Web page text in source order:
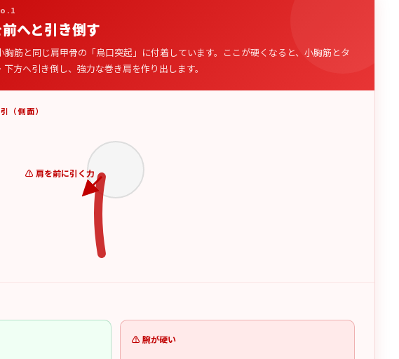
前へと引き倒す
胸筋と同じ肩甲骨の「烏口突起」に付着しています。ここが硬くなると、小胸筋とタ
方へ引き倒し、強力な巻き肩を作り出します。
（側面）
⚠️ 肩を前に引く力
⚠️ 腕が硬い